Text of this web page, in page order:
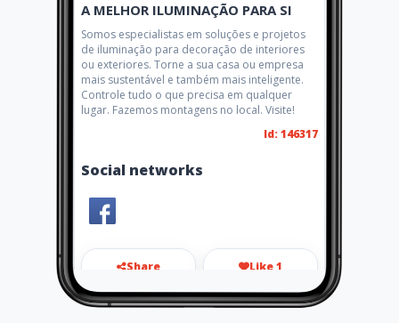
A MELHOR ILUMINAÇÃO PARA SI
Somos especialistas em soluções e projetos
de iluminação para decoração de interiores
ou exteriores. Torne a sua casa ou empresa
mais sustentável e também mais inteligente.
Controle tudo o que precisa em qualquer
lugar. Fazemos montagens no local. Visite!
Id: 146317
Social networks
Share Like 1